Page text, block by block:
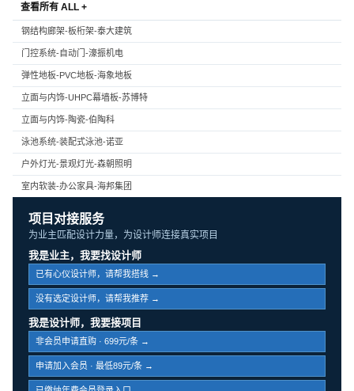
查看所有 ALL +
钢结构廊架-板桁架-泰大建筑
门控系统-自动门-濠振机电
弹性地板-PVC地板-海象地板
立面与内饰-UHPC幕墙板-苏博特
立面与内饰-陶瓷-伯陶科
泳池系统-装配式泳池-诺亚
户外灯光-景观灯光-森朝照明
室内软装-办公家具-海邦集团
项目对接服务
为业主匹配设计力量，为设计师连接真实项目
我是业主，我要找设计师
已有心仪设计师，请帮我搭线 →
没有选定设计师，请帮我推荐 →
我是设计师，我要接项目
非会员申请直购 · 699元/条 →
申请加入会员 · 最低89元/条 →